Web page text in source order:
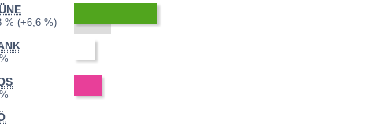
% 2008:
5,2 %
Differenz:
+6,6 %
teilgenommen
2008: